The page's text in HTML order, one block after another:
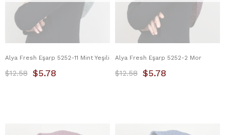
Alya Fresh Eşarp 5252-11 Mint Yeşili
$5.78
$12.58
Alya Fresh Eşarp 5252-2 Mor
$5.78
$12.58